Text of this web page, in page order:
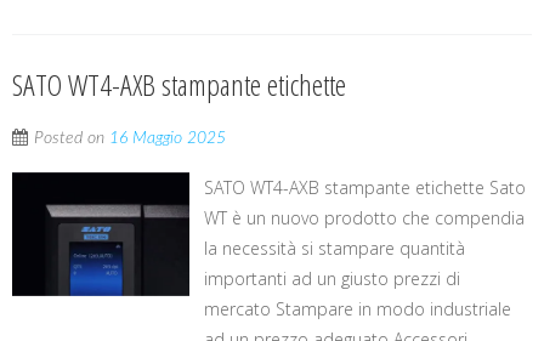
SATO WT4-AXB stampante etichette
Posted on 16 Maggio 2025
SATO WT4-AXB stampante etichette Sato
WT è un nuovo prodotto che compendia
la necessità si stampare quantità
importanti ad un giusto prezzi di
mercato Stampare in modo industriale